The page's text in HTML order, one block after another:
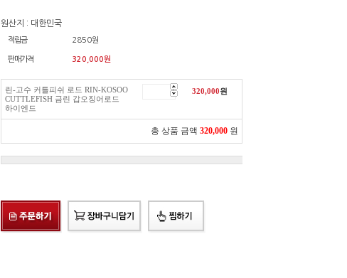
원산지 : 대한민국
적립금 2850원
판매가격 320,000원
린-고수 커틀피쉬 로드 RIN-KOSOO
CUTTLEFISH 금린 갑오징어로드
하이엔드
320,000원
총 상품 금액 320,000 원